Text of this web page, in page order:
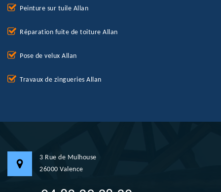
Peinture sur tuile Allan
Réparation fuite de toiture Allan
Pose de velux Allan
Travaux de zingueries Allan
3 Rue de Mulhouse
26000 Valence